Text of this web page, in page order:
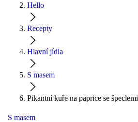
Hello
Recepty
Hlavní jídla
S masem
Pikantní kuře na paprice se špeclemi
S masem